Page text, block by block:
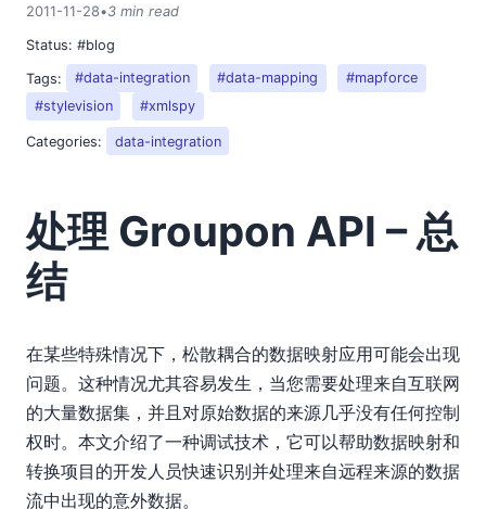
2011-11-28•3 min read
Status: #blog
Tags:
#data-integration #data-mapping
#mapforce
#stylevision
#xmlspy
Categories: data-integration
处理 Groupon API – 总
结
在某些特殊情况下，松散耦合的数据映射应用可能会出现
问题。这种情况尤其容易发生，当您需要处理来自互联网
的大量数据集，并且对原始数据的来源几乎没有任何控制
权时。本文介绍了一种调试技术，它可以帮助数据映射和
转换项目的开发人员快速识别并处理来自远程来源的数据
流中出现的意外数据。